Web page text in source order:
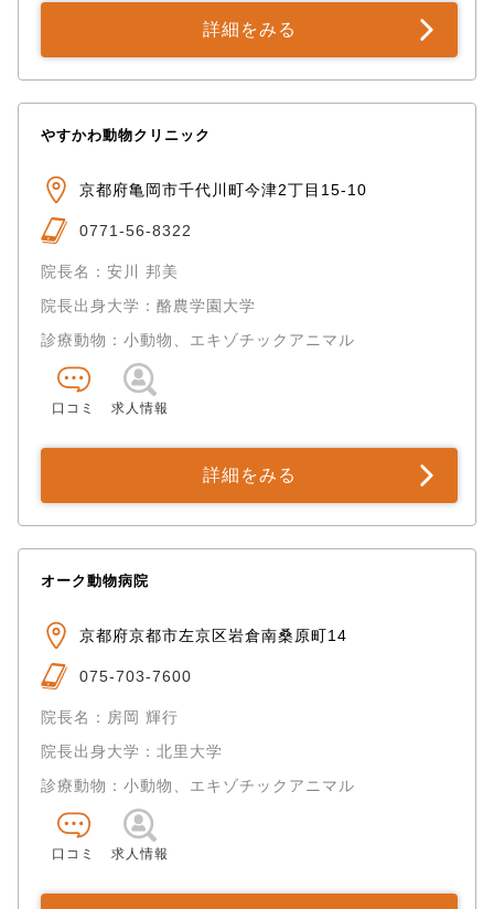
詳細をみる
やすかわ動物クリニック
京都府亀岡市千代川町今津2丁目15-10
0771-56-8322
院長名：安川 邦美
院長出身大学：酪農学園大学
診療動物：小動物、エキゾチックアニマル
口コミ 求人情報
詳細をみる
オーク動物病院
京都府京都市左京区岩倉南桑原町14
075-703-7600
院長名：房岡 輝行
院長出身大学：北里大学
診療動物：小動物、エキゾチックアニマル
口コミ 求人情報